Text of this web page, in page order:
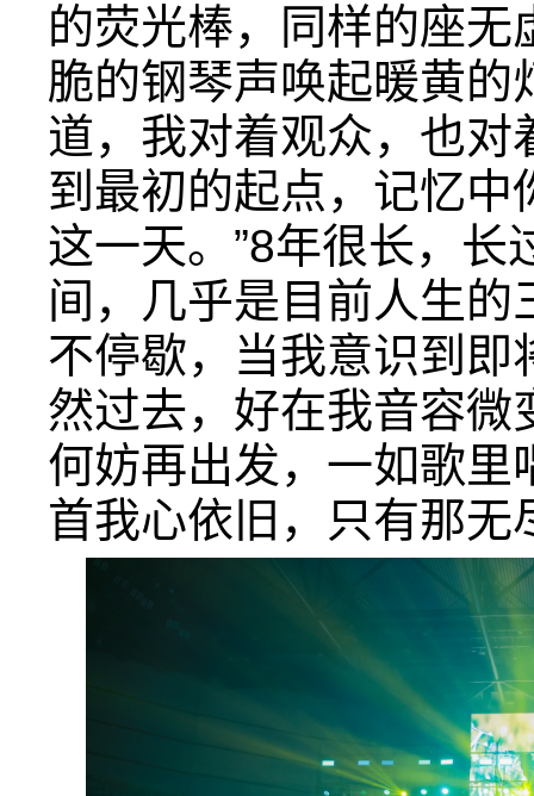
的荧光棒，同样的座
脆的钢琴声唤起暖黄
道，我对着观众，也对
到最初的起点，记忆
这一天。”8年很长，
间，几乎是目前人生
不停歇，当我意识到
然过去，好在我音容微
何妨再出发，一如歌里
首我心依旧，只有那无